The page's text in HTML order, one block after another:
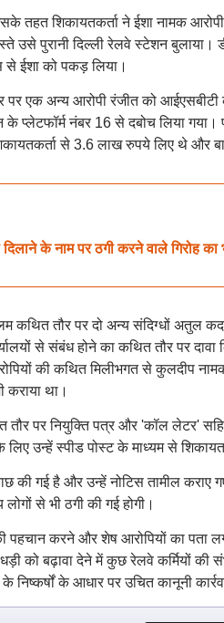
तहत शिकायतकर्ता ने ईशा नामक
उसे पुरानी दिल्ली रेलवे स्टेशन बुलाया।
ईशा को पकड़ लिया।
एक अन्य आरोपी रंजीत को
प्लेटफॉर्म नंबर 16 से दबोच लिया
से 3.6 लाख रुपये लिए थे और
के नाम पर ठगी करने वाले गिरोह का
कथित तौर पर दो अन्य संदिग्धों अतुल
से संबंध होने का कथित तौर पर दावा
की कथित मिलीभगत से कुलदीप
कराया था।
तौर पर नियुक्ति पत्र और 'कॉल लेटर'
उन्हें स्पीड पोस्ट के माध्यम से
की गई है और उन्हें नोटिस तामील
से भी ठगी की गई होगी।
पहचान करने और शेष आरोपियों का पता
को बढ़ावा देने में कुछ रेलवे कर्मियों की
के आधार पर उचित कानूनी